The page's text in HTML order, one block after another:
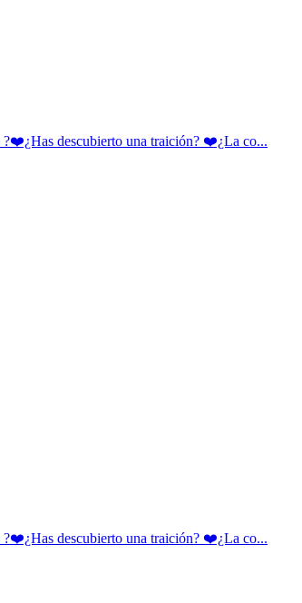
descubierto una traición? ❤️¿La co...
descubierto una traición? ❤️¿La co...